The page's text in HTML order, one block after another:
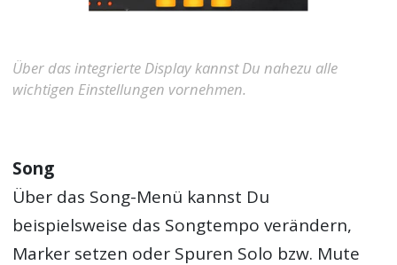
Über das integrierte Display kannst Du nahezu alle
wichtigen Einstellungen vornehmen.
Song
Über das Song-Menü kannst Du
beispielsweise das Songtempo verändern,
Marker setzen oder Spuren Solo bzw. Mute